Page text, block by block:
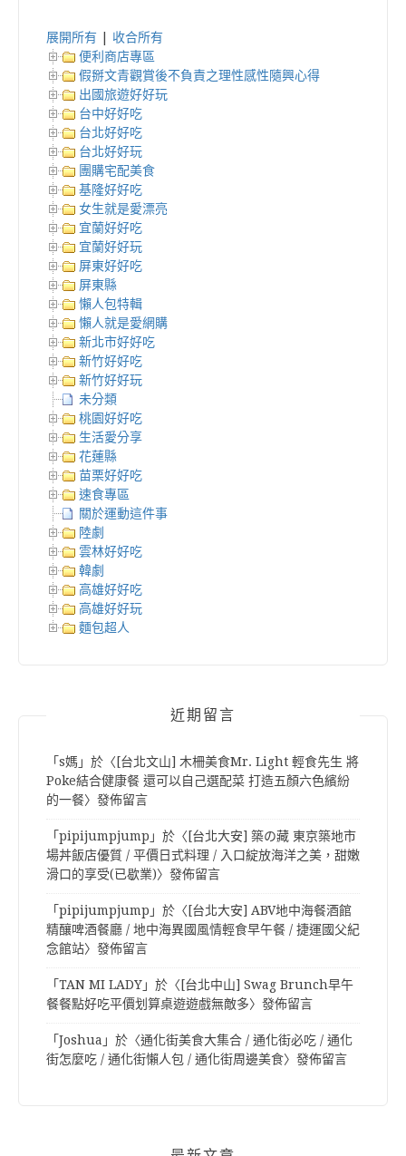
展開所有
收合所有
便利商店專區
假掰文青觀賞後不負責之理性感性隨興心得
出國旅遊好好玩
台中好好吃
台北好好吃
台北好好玩
團購宅配美食
基隆好好吃
女生就是愛漂亮
宜蘭好好吃
宜蘭好好玩
屏東好好吃
屏東縣
懶人包特輯
懶人就是愛網購
新北市好好吃
新竹好好吃
新竹好好玩
未分類
桃園好好吃
生活愛分享
花蓮縣
苗栗好好吃
速食專區
關於運動這件事
陸劇
雲林好好吃
韓劇
高雄好好吃
高雄好好玩
麵包超人
近期留言
「s媽 」於〈 [台北文山] 木柵美食Mr. Light 輕食先生 將
Poke結合健康餐 還可以自己選配菜 打造五顏六色繽紛
的一餐〉發佈留言
「pipijumpjump 」於〈 [台北大安] 築の藏 東京築地市
場丼飯店優質 / 平價日式料理 / 入口綻放海洋之美，甜嫩
滑口的享受(已歇業)〉發佈留言
「pipijumpjump 」於〈 [台北大安] ABV地中海餐酒館
精釀啤酒餐廳 / 地中海異國風情輕食早午餐 / 捷運國父紀
念館站〉發佈留言
「TAN MI LADY」於〈 [台北中山] Swag Brunch早午
餐餐點好吃平價划算桌遊遊戲無敵多〉發佈留言
「Joshua 」於〈通化街美食大集合 / 通化街必吃 / 通化
街怎麼吃 / 通化街懶人包 / 通化街周邊美食〉發佈留言